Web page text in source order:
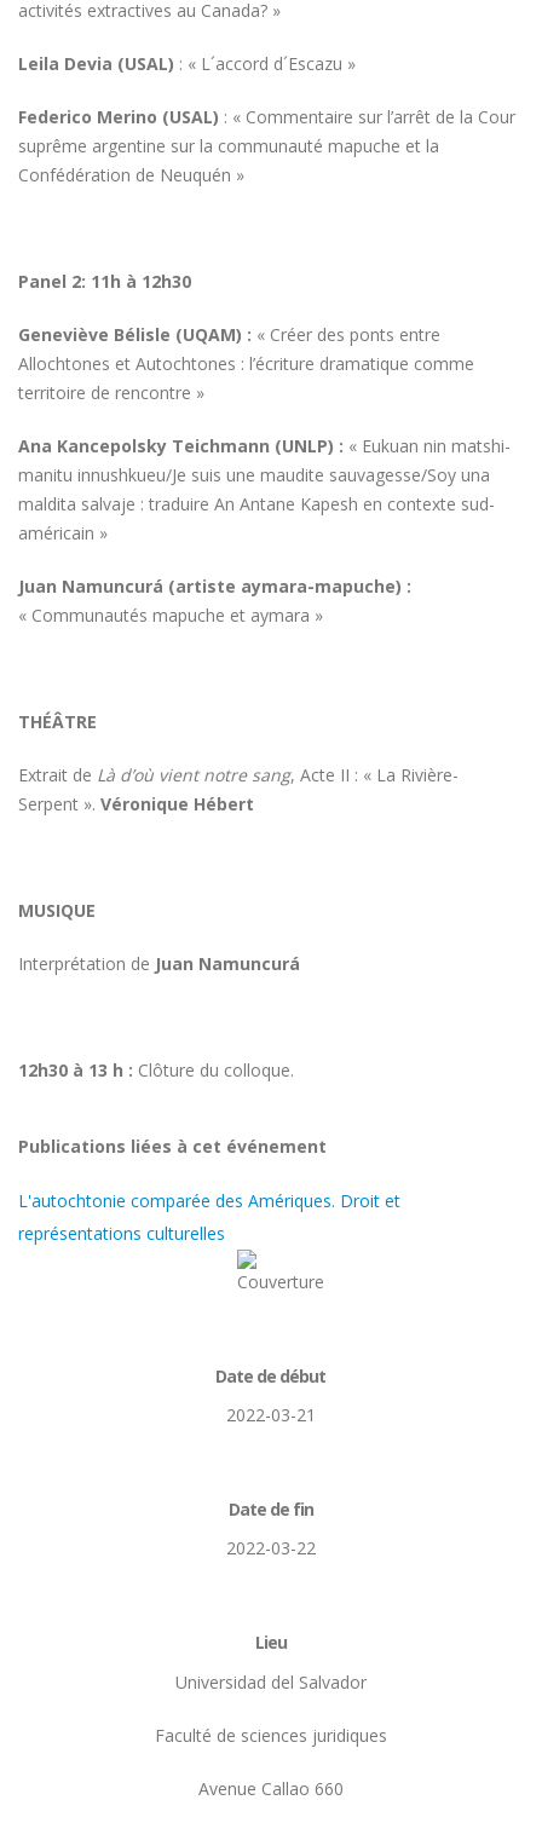
activités extractives au Canada? »
Leila Devia (USAL) : « L´accord d´Escazu »
Federico Merino (USAL) : « Commentaire sur l’arrêt de la Cour
suprême argentine sur la communauté mapuche et la
Confédération de Neuquén »
Panel 2: 11h à 12h30
Geneviève Bélisle (UQAM) : « Créer des ponts entre
Allochtones et Autochtones : l’écriture dramatique comme
territoire de rencontre »
Ana Kancepolsky Teichmann (UNLP) : « Eukuan nin matshi-
manitu innushkueu/Je suis une maudite sauvagesse/Soy una
maldita salvaje : traduire An Antane Kapesh en contexte sud-
américain »
Juan Namuncurá (artiste aymara-mapuche) :
« Communautés mapuche et aymara »
THÉÂTRE
Extrait de Là d’où vient notre sang, Acte II : « La Rivière-
Serpent ». Véronique Hébert
MUSIQUE
Interprétation de Juan Namuncurá
12h30 à 13 h : Clôture du colloque.
Publications liées à cet événement
L'autochtonie comparée des Amériques. Droit et
représentations culturelles
Date de début
2022-03-21
Date de fin
2022-03-22
Lieu
Universidad del Salvador
Faculté de sciences juridiques
Avenue Callao 660